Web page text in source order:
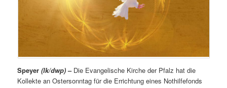
Speyer(lk/dwp)– Die Evangelische Kirche der Pfalz hat die
Kollekte an Ostersonntag für die Errichtung eines Nothilfefonds